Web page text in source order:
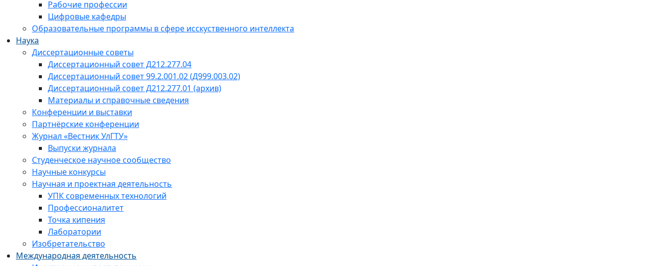
Рабочие профессии
Цифровые кафедры
Образовательные программы в сфере исскуственного интеллекта
Наука
Диссертационные советы
Диссертационный совет Д212.277.04
Диссертационный совет 99.2.001.02 (Д999.003.02)
Диссертационный совет Д212.277.01 (архив)
Материалы и справочные сведения
Конференции и выставки
Партнёрские конференции
Журнал «Вестник УлГТУ»
Выпуски журнала
Студенческое научное сообщество
Научные конкурсы
Научная и проектная деятельность
УПК современных технологий
Профессионалитет
Точка кипения
Лаборатории
Изобретательство
Международная деятельность